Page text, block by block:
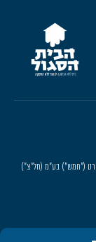
("חמש") בע"מ (חל"צ")